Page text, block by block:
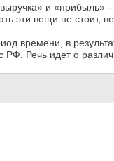
и «прибыль»
эти вещи не
времени, в
Речь идет о